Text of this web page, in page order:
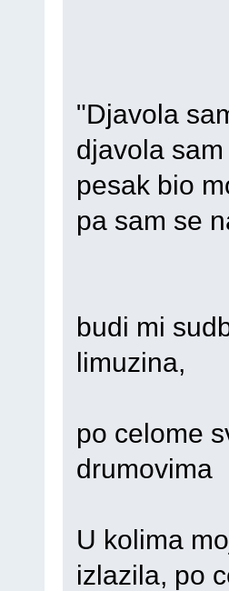
"Djavola
djavola
pesak bio
pa sam se
budi mi
limuzina,
po celome
drumovima
U kolima
izlazila, po